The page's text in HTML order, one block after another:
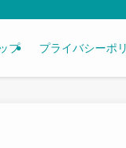
プ プライバシーポ